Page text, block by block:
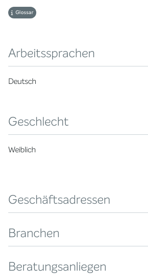
Glossar
Arbeitssprachen
Deutsch
Geschlecht
Weiblich
Geschäftsadressen
Branchen
Beratungsanliegen